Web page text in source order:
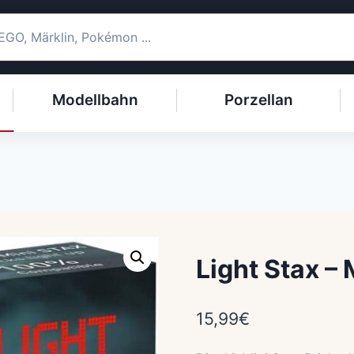
Modellbahn Porzellan
Light Stax –
15,99€